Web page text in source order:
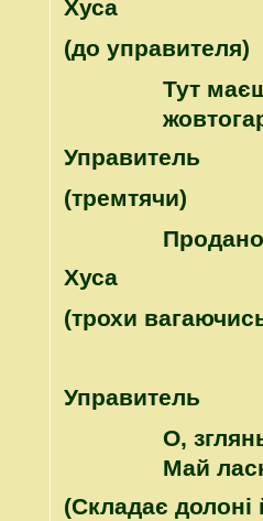
Хуса
(до управителя)
Тут
Управитель
(тремтячи)
Хуса
(трохи
Управитель
О,
Май
(Складає долоні